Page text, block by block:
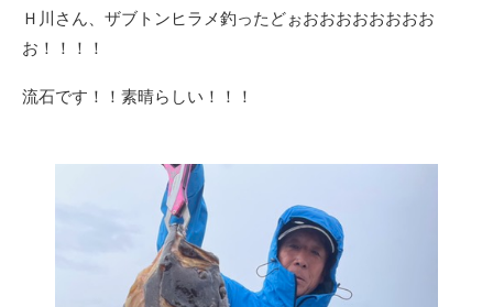
Ｈ川さん、ザブトンヒラメ釣ったどぉおおおおおおおお
お！！！！
流石です！！素晴らしい！！！